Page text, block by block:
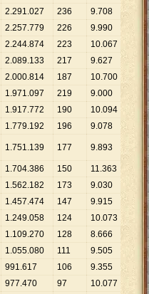
2.291.027 236 9.708
2.257.779 226 9.990
2.244.874 223 10.067
2.089.133 217 9.627
2.000.814 187 10.700
1.971.097 219 9.000
1.917.772 190 10.094
1.779.192 196 9.078
1.751.139 177 9.893
1.704.386 150 11.363
1.562.182 173 9.030
1.457.474 147 9.915
1.249.058 124 10.073
1.109.270 128 8.666
1.055.080 111 9.505
991.617 106 9.355
977.470 97 10.077